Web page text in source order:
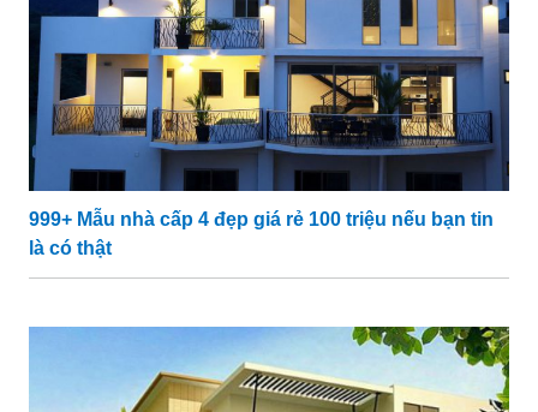
999+ Mẫu nhà cấp 4 đẹp giá rẻ 100 triệu nếu bạn tin
là có thật